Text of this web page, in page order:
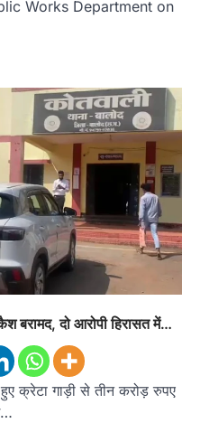
Works Department on
बरामद, दो आरोपी हिरासत में…
क्रेटा गाड़ी से तीन करोड़ रुपए